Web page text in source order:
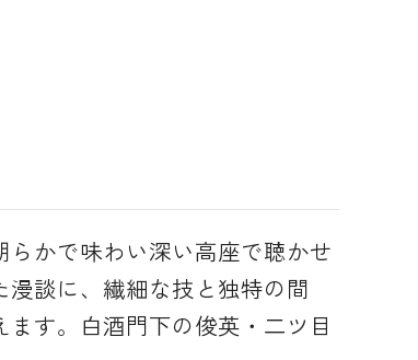
かで味わい深い高座で聴かせ
談に、繊細な技と独特の間
ます。白酒門下の俊英・二ツ目